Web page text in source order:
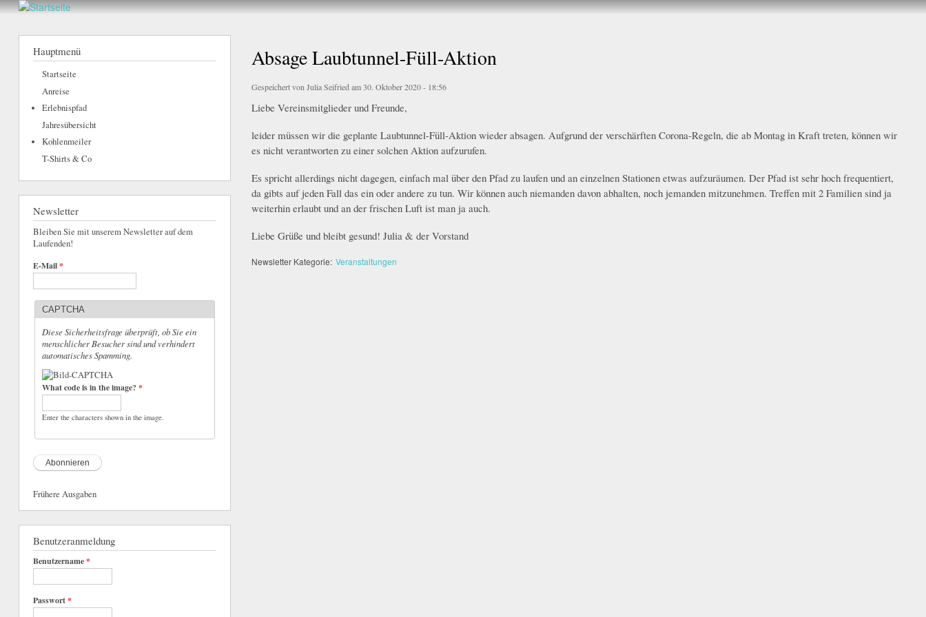
Direkt
Frankenstein
e.V.
hier
Absage Laubtunnel-Füll-Aktion
Gespeichert von Julia Seifried am 30. Oktober 2020 - 18:56
Liebe Vereinsmitglieder und Freunde,
leider müssen wir die geplante Laubtunnel-Füll-Aktion wieder absagen. Aufgrund der verschärften Corona-Regeln, die ab Montag in Kraft treten, können wir
es nicht verantworten zu einer solchen Aktion aufzurufen.
Es spricht allerdings nicht dagegen, einfach mal über den Pfad zu laufen und an einzelnen Stationen etwas aufzuräumen. Der Pfad ist sehr hoch frequentiert,
da gibts auf jeden Fall das ein oder andere zu tun. Wir können auch niemanden davon abhalten, noch jemanden mitzunehmen. Treffen mit 2 Familien sind ja
weiterhin erlaubt und an der frischen Luft ist man ja auch.
Liebe Grüße und bleibt gesund! Julia & der Vorstand
Newsletter Kategorie: Veranstaltungen
Hauptmenü
Startseite
Anreise
Erlebnispfad
Jahresübersicht
Kohlenmeiler
T-Shirts & Co
Newsletter
Bleiben Sie mit unserem Newsletter auf dem
Laufenden!
E-Mail*
CAPTCHA
Diese Sicherheitsfrage überprüft, ob Sie ein
menschlicher Besucher sind und verhindert
automatisches Spamming.
What code is in the image?*
Enter the characters shown in the image.
Frühere Ausgaben
Benutzeranmeldung
Benutzername*
Passwort*